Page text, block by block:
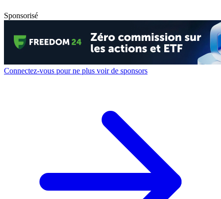
Sponsorisé
Connectez-vous pour ne plus voir de sponsors